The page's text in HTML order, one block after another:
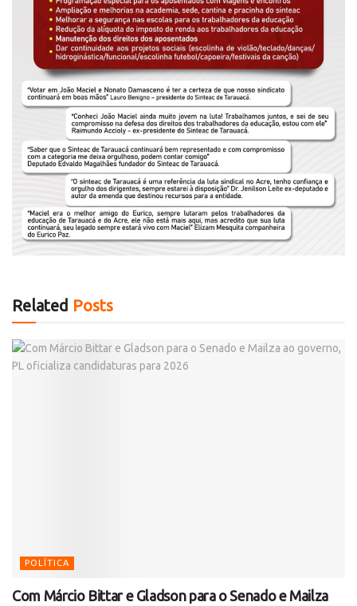
Related Posts
POLÍTICA
Com Márcio Bittar e Gladson para o Senado e Mailza